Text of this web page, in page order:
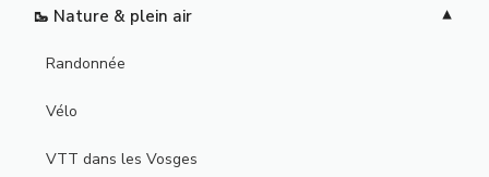
🥾 Nature & plein air
Randonnée
Vélo
VTT dans les Vosges